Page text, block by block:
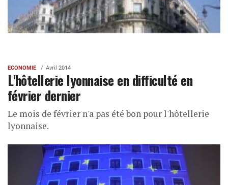
ECONOMIE Avril 2014
L'hôtellerie lyonnaise en difficulté en
février dernier
Le mois de février n'a pas été bon pour l'hôtellerie
lyonnaise.